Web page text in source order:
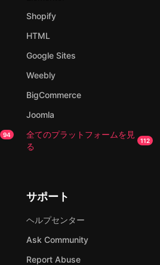
94
Shopify
HTML
Google Sites
Weebly
BigCommerce
Joomla
全てのプラットフォームを見
る
112
サポート
ヘルプセンター
Ask Community
Report Abuse